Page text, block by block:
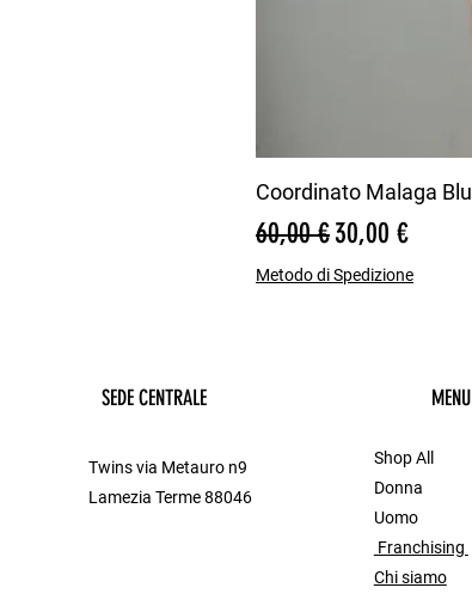
Coordinato Malaga Blu
Prezzo regolare
60,00 €Prezzo scontato
30,00 €
Metodo di Spedizione
SEDE CENTRALE
Twins via Metauro n9
Lamezia Terme 88046
MENU
Shop All
Donna
Uomo
Franchising
Chi siamo